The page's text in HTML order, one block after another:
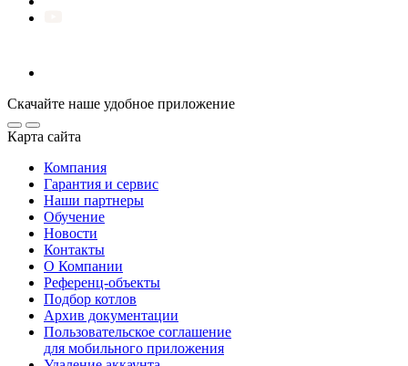
Скачайте наше удобное приложение
Карта сайта
Компания
Гарантия и сервис
Наши партнеры
Обучение
Новости
Контакты
О Компании
Референц-объекты
Подбор котлов
Архив документации
Пользовательское соглашение
для мобильного приложения